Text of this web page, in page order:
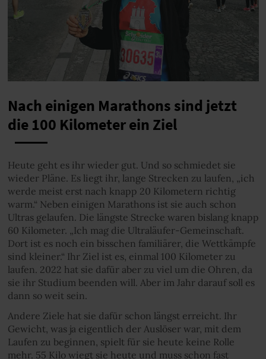
Nach einigen Marathons sind jetzt
die 100 Kilometer ein Ziel
Heute geht es ihr wieder gut. Und so schmiedet sie
wieder Pläne. Es liegt ihr, lange Strecken zu laufen, „ich
werde meist erst nach knapp 20 Kilometern richtig
warm.“ Neben einigen Marathons ist sie auch schon
Ultras gelaufen. Die längste Strecke waren bislang knapp
60 Kilometer. „Ich mag die Ultraläufer-Gemeinschaft.
Dort ist es noch ein bisschen familiärer, die Wettkämpfe
sind kleiner.“ Ihr Ziel ist es, einmal 100 Kilometer zu
laufen. 2022 hat sie dafür aber zu viel um die Ohren, da
sie ihr Studium beenden will. Aber im Jahr darauf soll es
dann so weit sein.
Andere Ziele hat sie dafür schon längst erreicht. Ihr
Gewicht, was ja eigentlich der Auslöser war, mit dem
Laufen zu beginnen, spielt für sie heute keine Rolle
mehr. 55 Kilo wiegt sie heute und muss schon fast